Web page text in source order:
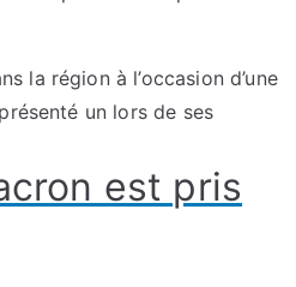
la région à l’occasion d’une
un lors de ses
est pris